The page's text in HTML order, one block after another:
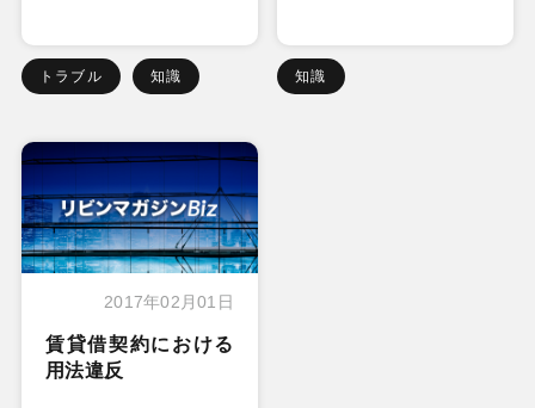
トラブル 知識 知識
2017年02月01日
賃貸借契約における
用法違反